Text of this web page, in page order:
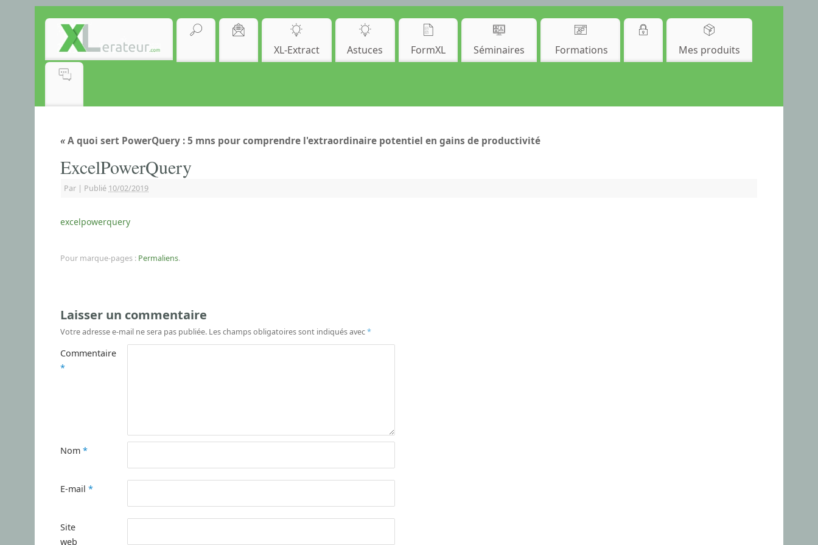
XL-Extract Astuces FormXL Séminaires Formations Mes produits
«A quoi sert PowerQuery : 5 mns pour comprendre l'extraordinaire potentiel en gains de productivité
ExcelPowerQuery
Par | Publié 10/02/2019
excelpowerquery
Pour marque-pages : Permaliens.
Laisser un commentaire
Votre adresse e-mail ne sera pas publiée. Les champs obligatoires sont indiqués avec*
Commentaire
*
Nom *
E-mail *
Site
web